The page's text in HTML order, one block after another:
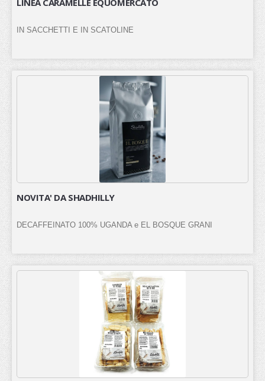
LINEA CARAMELLE EQUOMERCATO
IN SACCHETTI E IN SCATOLINE
NOVITA' DA SHADHILLY
DECAFFEINATO 100% UGANDA e EL BOSQUE GRANI